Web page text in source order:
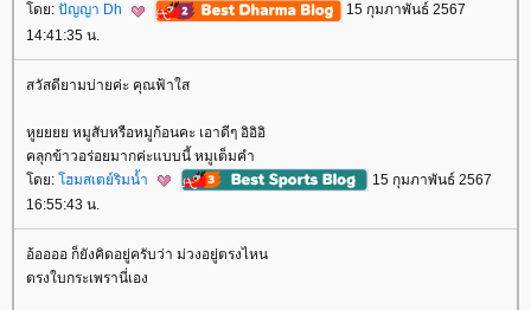
ดย: ปัญญา Dh
15 กุมภาพันธ์ 2567
14:41:35 น.
สวัสดียามบ่ายค่ะ คุณฟ้าใส
หูยยยย หมูสับหรือหมูก้อนคะ เอาดีๆ อิอิอิ
คลุกข้าวอร่อยมากค่ะแบบนี้ หมูเต็มคำ
ดย: ฮมสเตย์ริมน้ำ
15 กุมภาพันธ์ 2567
16:55:43 น.
อ้ออออ ก็ยังคิดอยู่ครับว่า ม่วงอยู่ตรงไหน
ตรงใบกระเพรานี่เอง